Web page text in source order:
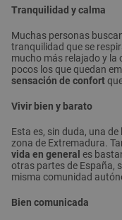
Tranquilidad y calma
Muchas personas
tranquilidad que se
mucho más relajado y la
pocos los que quedan
sensación de confort
Vivir bien y barato
Esta es, sin duda, una
zona de Extremadura.
vida en general es
otras partes de España,
misma comunidad
Bien comunicada